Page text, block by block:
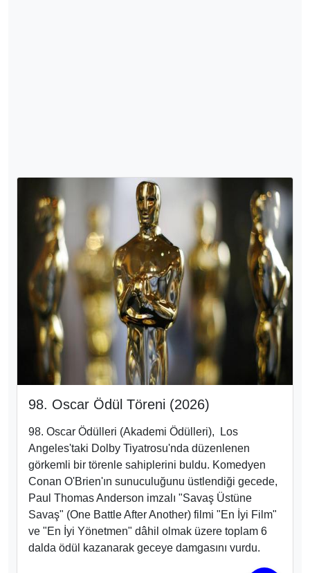
98. Oscar Ödül Töreni (2026)
98. Oscar Ödülleri (Akademi Ödülleri), Los
Angeles'taki Dolby Tiyatrosu'nda düzenlenen
görkemli bir törenle sahiplerini buldu. Komedyen
Conan O'Brien'ın sunuculuğunu üstlendiği gecede,
Paul Thomas Anderson imzalı "Savaş Üstüne
Savaş" (One Battle After Another) filmi "En İyi Film"
ve "En İyi Yönetmen" dâhil olmak üzere toplam 6
dalda ödül
kazanarak geceye damgasını vurdu.